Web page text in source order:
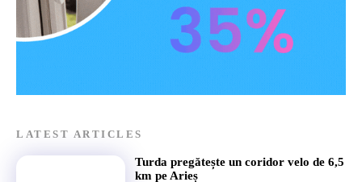
LATEST ARTICLES
Turda pregătește un coridor velo de 6,5
km pe Arieș